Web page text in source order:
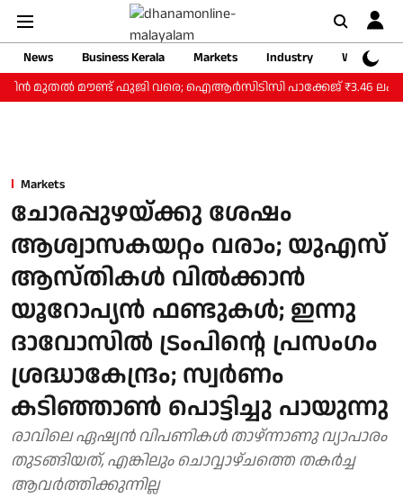
News Business Kerala Markets Industry
Web
മുതല്‍ മൗണ്ട് ഫുജി വരെ; ഐആര്‍സിടിസി പാക്കേജ് ₹3.46 ലക്ഷം
Markets
ചോരപ്പുഴയ്ക്കു ശേഷം
ആശ്വാസകയറ്റം വരാം; യുഎസ്
ആസ്തികൾ വിൽക്കാൻ
യൂറോപ്യൻ ഫണ്ടുകൾ; ഇന്നു
ദാവോസിൽ ട്രംപിൻ്റെ പ്രസംഗം
ശ്രദ്ധാകേന്ദ്രം; സ്വർണം
കടിഞ്ഞാൺ പൊട്ടിച്ചു പായുന്നു
രാവിലെ ഏഷ്യൻ വിപണികൾ താഴ്‌ന്നാണു വ്യാപാരം
തുടങ്ങിയത്, എങ്കിലും ചൊവ്വാഴ്ചത്തെ തകർച്ച
ആവർത്തിക്കുന്നില്ല